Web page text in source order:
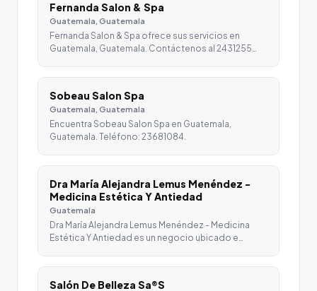
Fernanda Salon & Spa
Guatemala, Guatemala
Fernanda Salon & Spa ofrece sus servicios en
Guatemala, Guatemala. Contáctenos al 2431255…
Sobeau Salon Spa
Guatemala, Guatemala
Encuentra Sobeau Salon Spa en Guatemala,
Guatemala. Teléfono: 23681084.
Dra María Alejandra Lemus Menéndez -
Medicina Estética Y Antiedad
Guatemala
Dra María Alejandra Lemus Menéndez - Medicina
Estética Y Antiedad es un negocio ubicado e…
Salón De Belleza Sa®S